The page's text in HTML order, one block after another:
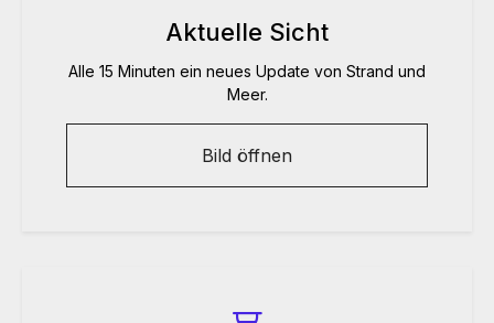
Aktuelle Sicht
Alle 15 Minuten ein neues Update von Strand und
Meer.
Bild öffnen